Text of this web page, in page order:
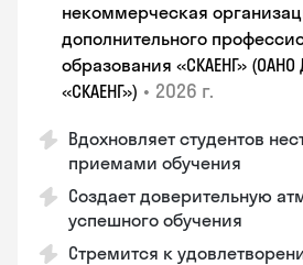
некоммерческая
дополнительного
образования «СКАЕНГ» (ОАНО
«СКАЕНГ») • 2026 г.
Вдохновляет студентов
приемами обучения
Создает доверительную
успешного обучения
Стремится к